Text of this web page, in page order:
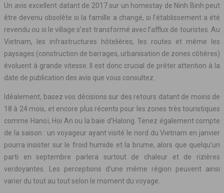
Un avis excellent datant de 2017 sur un homestay de Ninh Binh peut
être devenu obsolète si la famille a changé, si l’établissement a été
revendu ou si le village s’est transformé avec l’afflux de touristes. Au
Vietnam, les infrastructures hôtelières, les routes et même les
paysages (construction de barrages, urbanisation de zones côtières)
évoluent à grande vitesse. Il est donc crucial de prêter attention à la
date de publication des avis que vous consultez.
Idéalement, basez vos décisions sur des retours datant de moins de
18 à 24 mois, et encore plus récents pour les zones très touristiques
comme Hanoï, Hoi An ou la baie d’Halong. Tenez également compte
de la saison : un voyageur ayant visité le nord du Vietnam en janvier
pourra insister sur le froid humide et la brume, alors que quelqu’un
parti en septembre parlera surtout de chaleur et de rizières
verdoyantes. Les perceptions d’une même région peuvent ainsi
varier du tout au tout selon le moment du voyage.